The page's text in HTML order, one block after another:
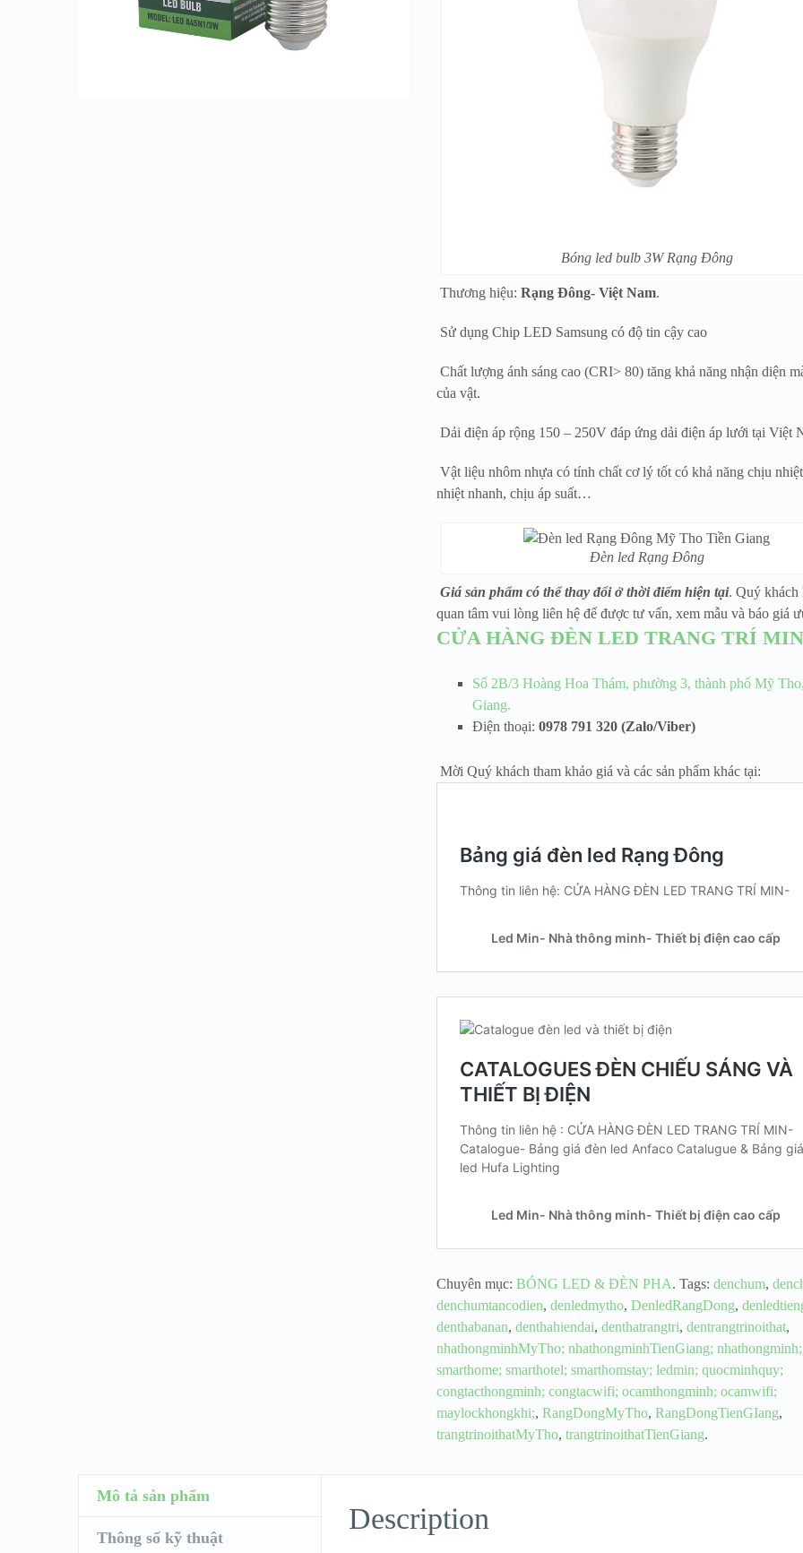
Bóng led bulb 3W Rạng Đông
Thương hiệu: Rạng Đông- Việt Nam.
Sử dụng Chip LED Samsung có độ tin cậy cao
Chất lượng ánh sáng cao (CRI> 80) tăng khả năng nhận diện
của vật.
Dải điện áp rộng 150 – 250V đáp ứng dải điện áp lưới tại Việt
Vật liệu nhôm nhựa có tính chất cơ lý tốt có khả năng chịu
nhiệt nhanh, chịu áp suất…
Đèn led Rạng Đông
Giá sản phẩm có thể thay đổi ở thời điểm hiện tại. Quý khách
quan tâm vui lòng liên hệ để được tư vấn, xem mẫu và báo giá
CỬA HÀNG ĐÈN LED TRANG TRÍ
Số 2B/3 Hoàng Hoa Thám, phường 3, thành phố Mỹ
Giang.
Điện thoại: 0978 791 320 (Zalo/Viber)
Mời Quý khách tham khảo giá và các sản phẩm khác tại:
Chuyên mục: BÓNG LED & ĐÈN PHA. Tags: denchum,
denchumtancodien, denledmytho, DenledRangDong,
denthabanan, denthahiendai, denthatrangtri, dentrangtrinoithat,
nhathongminhMyTho; nhathongminhTienGiang; nhathongminh;
smarthome; smarthotel; smarthomstay; ledmin; quocminhquy;
congtacthongminh; congtacwifi; ocamthongminh; ocamwifi;
maylockhongkhi;, RangDongMyTho, RangDongTienGIang,
trangtrinoithatMyTho, trangtrinoithatTienGiang.
Mô tả sản phẩm
Thông số kỹ thuật
Description